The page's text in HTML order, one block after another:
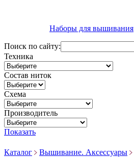
Наборы для вышивания
Поиск по сайту:
Техника
Состав ниток
Схема
Производитель
Показать
Каталог Вышивание. Аксессуары